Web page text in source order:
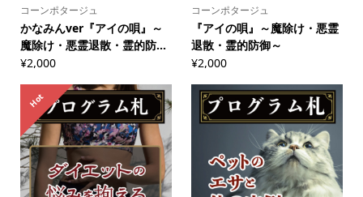
コーンポタージュ
かなみんver『アイの唄』～
魔除け・悪霊退散・霊的防...
¥2,000
コーンポタージュ
『アイの唄』～魔除け・悪霊
退散・霊的防御～
¥2,000
Hot